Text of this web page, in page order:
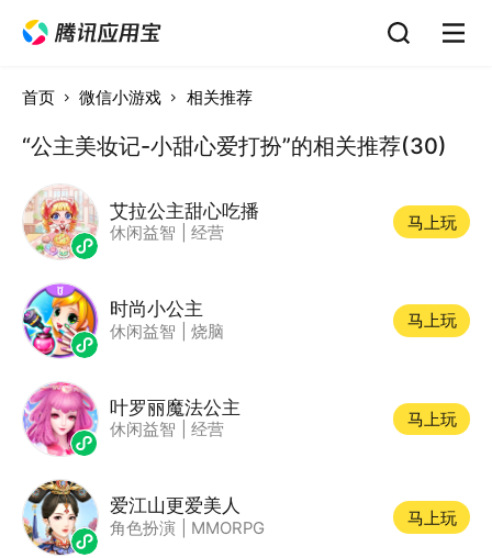
首页 微信小游戏 相关推荐
“公主美妆记-小甜心爱打扮”的相关推荐(30)
艾拉公主甜心吃播
休闲益智 经营
马上玩
时尚小公主
休闲益智 烧脑
马上玩
叶罗丽魔法公主
休闲益智 经营
马上玩
爱江山更爱美人
角色扮演 MMORPG
马上玩